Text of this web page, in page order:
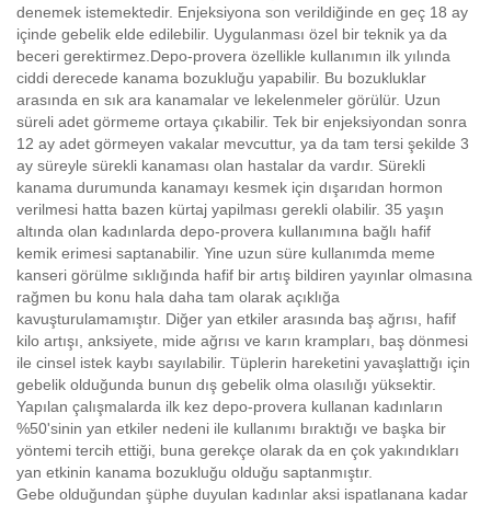
denemek istemektedir. Enjeksiyona son verildiğinde en geç 18 ay
içinde gebelik elde edilebilir. Uygulanması özel bir teknik ya da
beceri gerektirmez.Depo-provera özellikle kullanımın ilk yılında
ciddi derecede kanama bozukluğu yapabilir. Bu bozukluklar
arasında en sık ara kanamalar ve lekelenmeler görülür. Uzun
süreli adet görmeme ortaya çıkabilir. Tek bir enjeksiyondan sonra
12 ay adet görmeyen vakalar mevcuttur, ya da tam tersi şekilde 3
ay süreyle sürekli kanaması olan hastalar da vardır. Sürekli
kanama durumunda kanamayı kesmek için dışarıdan hormon
verilmesi hatta bazen kürtaj yapilması gerekli olabilir. 35 yaşın
altında olan kadınlarda depo-provera kullanımına bağlı hafif
kemik erimesi saptanabilir. Yine uzun süre kullanımda meme
kanseri görülme sıklığında hafif bir artış bildiren yayınlar olmasına
rağmen bu konu hala daha tam olarak açıklığa
kavuşturulamamıştır. Diğer yan etkiler arasında baş ağrısı, hafif
kilo artışı, anksiyete, mide ağrısı ve karın krampları, baş dönmesi
ile cinsel istek kaybı sayılabilir. Tüplerin hareketini yavaşlattığı için
gebelik olduğunda bunun dış gebelik olma olasılığı yüksektir.
Yapılan çalışmalarda ilk kez depo-provera kullanan kadınların
%50'sinin yan etkiler nedeni ile kullanımı bıraktığı ve başka bir
yöntemi tercih ettiği, buna gerekçe olarak da en çok yakındıkları
yan etkinin kanama bozukluğu olduğu saptanmıştır.
Gebe olduğundan şüphe duyulan kadınlar aksi ispatlanana kadar